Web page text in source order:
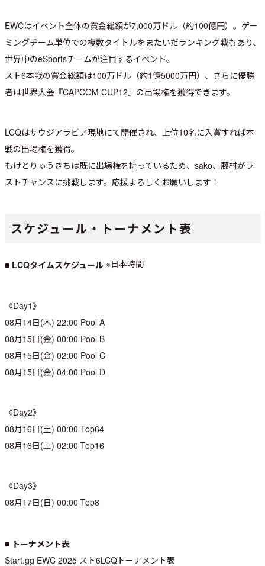
EWCはイベント全体の賞金総額が7,000万ドル（約100億円）。ゲー
ミングチーム単位での複数タイトルをまたいだランキング戦もあり、
世界中のeSportsチームが注目するイベント。
スト6本戦の賞金総額は100万ドル（約1億5000万円）、さらに優勝
者は世界大会『CAPCOM CUP12』の出場権を獲得できます。
LCQはサウジアラビア現地にて開催され、上位10名に入賞すれば本
戦の出場権を獲得。
もけとりゅうきちは既に出場権を持っているため、sako、藤村がラ
ストチャンスに挑戦します。応援よろしくお願いします！
スケジュール・トーナメント表
■ LCQタイムスケジュール※日本時間
《Day1》
08月14日(木) 22:00 Pool A
08月15日(金) 00:00 Pool B
08月15日(金) 02:00 Pool C
08月15日(金) 04:00 Pool D
《Day2》
08月16日(土) 00:00 Top64
08月16日(土) 02:00 Top16
《Day3》
08月17日(日) 00:00 Top8
■ トーナメント表
Start.gg EWC 2025 スト6LCQトーナメント表